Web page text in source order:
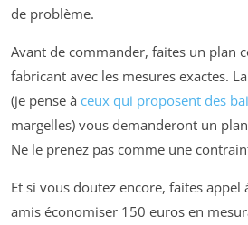
de problème.
Avant de commander, faites un plan
fabricant avec les mesures exactes.
(je pense à ceux qui proposent des
margelles) vous demanderont un
Ne le prenez pas comme une
Et si vous doutez encore, faites appel
amis économiser 150 euros en